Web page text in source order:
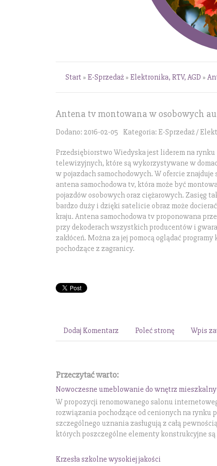
Start » E-Sprzedaż » Elektronika, RTV, AGD »
Antena tv montowana w osobowych
Dodano: 2016-02-05 Kategoria: E-Sprzedaż /
Przedsiębiorstwo Wiedyska jest liderem na
telewizyjnych, które są wykorzystywane w
w pojazdach samochodowych. W ofercie
antena samochodowa tv, która może być
pojazdów osobowych oraz ciężarowych. Zasięg
bardzo duży i dzięki satelicie obraz może
kraju. Antena samochodowa tv proponowana
przy dekoderach wszystkich producentów i
zakłóceń. Można za jej pomocą oglądać programy
pochodzące z zagranicy.
Dodaj Komentarz Poleć stronę Wpis
Przeczytać warto:
Nowoczesne umeblowanie do wnętrz
W propozycji renomowanego salonu
rozwiązania pochodzące od cenionych na rynku
szczególnego uznania zasługują z całą
których poszczególne elementy konstrukcyjne są
Krzesła szkolne wysokiej jakości